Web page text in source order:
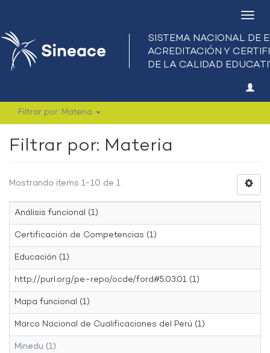
Filtrar por: Materia
Filtrar por: Materia
Mostrando ítems 1-10 de 1
Análisis funcional (1)
Certificación de Competencias (1)
Educación (1)
http://purl.org/pe-repo/ocde/ford#5.03.01 (1)
Mapa funcional (1)
Marco Nacional de Cualificaciones del Perú (1)
Minedu (1)